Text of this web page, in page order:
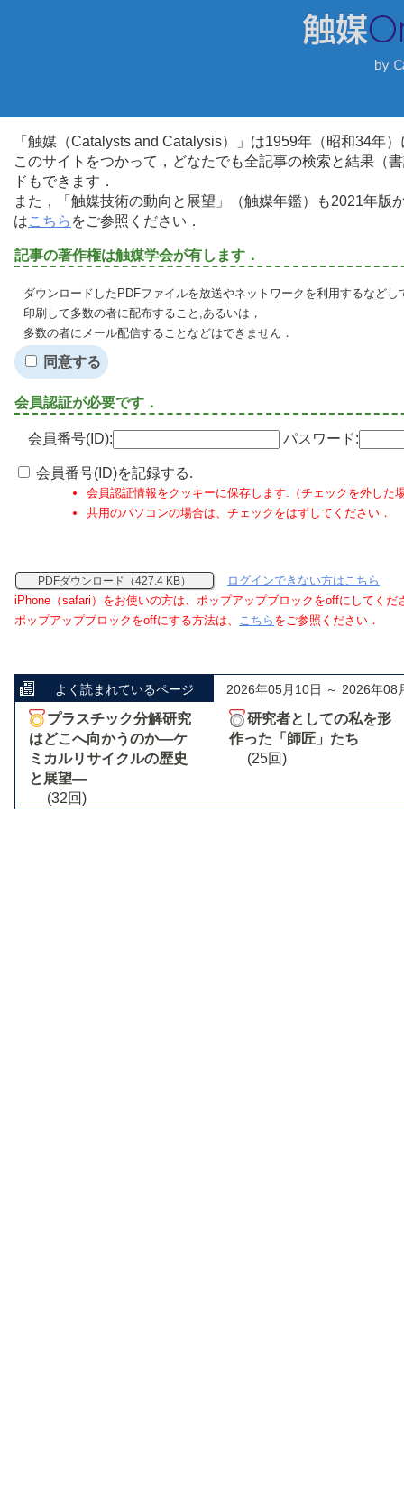
「触媒（Catalysts and Catalysis）」は1959年（昭和34年
このサイトをつかって，どなたでも全記事の検索と結果（
ドもできます．
また，「触媒技術の動向と展望」（触媒年鑑）も2021年
はこちら をご参照ください．
記事の著作権は触媒学会が有します．
ダウンロードしたPDFファイルを放送やネットワークを利用するなど
印刷して多数の者に配布すること,あるいは，
多数の者にメール配信することなどはできません．
同意する
会員認証が必要です．
会員番号(ID): パスワード:
会員番号(ID)を記録する.
会員認証情報をクッキーに保存します.（チェックを外した
共用のパソコンの場合は、チェックをはずしてください．
PDFダウンロード（427.4 KB）
ログインできない方はこちら
iPhone（safari）をお使いの方は、ポップアップブロックをoffにしてくだ
ポップアップブロックをoffにする方法は、 こちら をご参照ください．
よく読まれているページ 2026年05月10日 ～ 2026年08
プラスチック分解研究
はどこへ向かうのか―ケ
ミカルリサイクルの歴史
と展望―
(32回)
研究者としての私を形
作った「師匠」たち
(25回)